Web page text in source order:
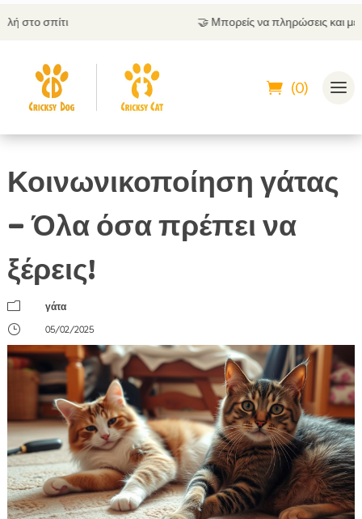
Μπορείς να πληρώσεις και με αντικαταβολή
(0)
Κοινωνικοποίηση γάτας
– Όλα όσα πρέπει να
ξέρεις!
m
γάτα
}
05/02/2025